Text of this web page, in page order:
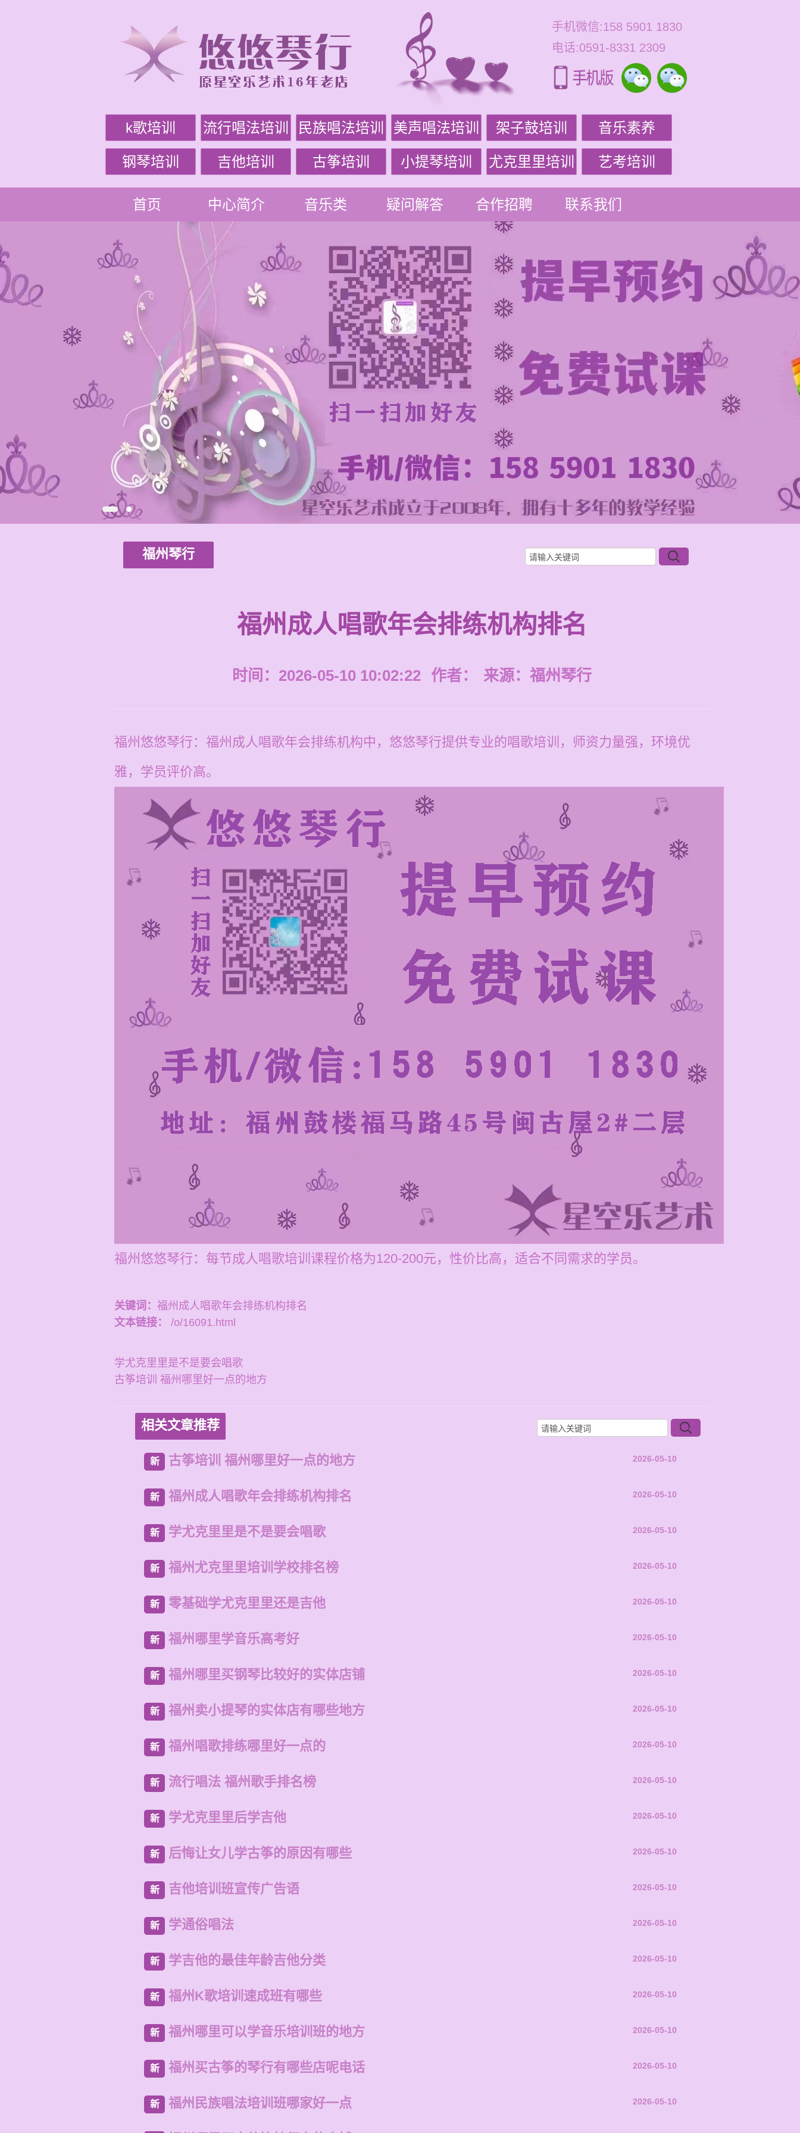
手机微信:158 5901 1830
电话:0591-8331 2309
k歌培训 流行唱法培训 民族唱法培训 美声唱法培训 架子鼓培训 音乐素养
钢琴培训 吉他培训 古筝培训 小提琴培训 尤克里里培训 艺考培训
首页 中心简介 音乐类 疑问解答 合作招聘 联系我们
福州琴行
福州成人唱歌年会排练机构排名
时间：2026-05-10 10:02:22 作者： 来源： 福州琴行
福州悠悠琴行：福州成人唱歌年会排练机构中，悠悠琴行提供专业的唱歌培训，师资力量强，环境优
雅，学员评价高。
福州悠悠琴行：每节成人唱歌培训课程价格为120-200元，性价比高，适合不同需求的学员。
关键词： 福州成人唱歌年会排练机构排名
文本链接：
/o/16091.html
学尤克里里是不是要会唱歌
古筝培训 福州哪里好一点的地方
相关文章推荐
新 古筝培训 福州哪里好一点的地方 2026-05-10
新 福州成人唱歌年会排练机构排名 2026-05-10
新 学尤克里里是不是要会唱歌 2026-05-10
新 福州尤克里里培训学校排名榜 2026-05-10
新 零基础学尤克里里还是吉他 2026-05-10
新 福州哪里学音乐高考好 2026-05-10
新 福州哪里买钢琴比较好的实体店铺 2026-05-10
新 福州卖小提琴的实体店有哪些地方 2026-05-10
新 福州唱歌排练哪里好一点的 2026-05-10
新 流行唱法 福州歌手排名榜 2026-05-10
新 学尤克里里后学吉他 2026-05-10
新 后悔让女儿学古筝的原因有哪些 2026-05-10
新 吉他培训班宣传广告语 2026-05-10
新 学通俗唱法 2026-05-10
新 学吉他的最佳年龄吉他分类 2026-05-10
新 福州K歌培训速成班有哪些 2026-05-10
新 福州哪里可以学音乐培训班的地方 2026-05-10
新 福州买古筝的琴行有哪些店呢电话 2026-05-10
新 福州民族唱法培训班哪家好一点 2026-05-10